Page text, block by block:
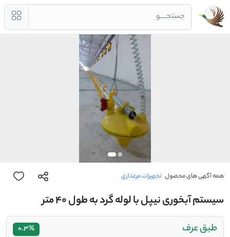
جستجــــو
همه آگهی های محصول تجهیزات مرغداری
سیستم آبخوری نیپل با لوله گرد به طول 40 متر
طبق عرف 0.3%